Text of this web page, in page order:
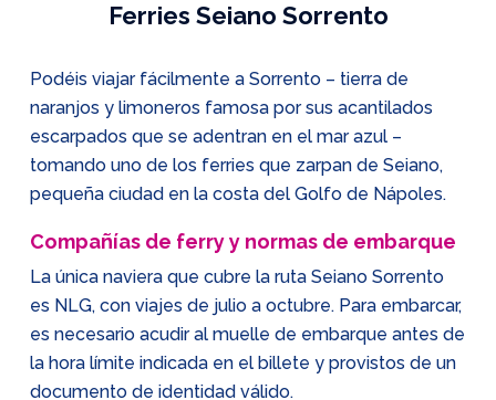
Ferries Seiano Sorrento
Podéis viajar fácilmente a Sorrento – tierra de
naranjos y limoneros famosa por sus acantilados
escarpados que se adentran en el mar azul –
tomando uno de los ferries que zarpan de Seiano,
pequeña ciudad en la costa del Golfo de Nápoles.
Compañías de ferry y normas de embarque
La única naviera que cubre la ruta Seiano Sorrento
es NLG, con viajes de julio a octubre. Para embarcar,
es necesario acudir al muelle de embarque antes de
la hora límite indicada en el billete y provistos de un
documento de identidad válido.